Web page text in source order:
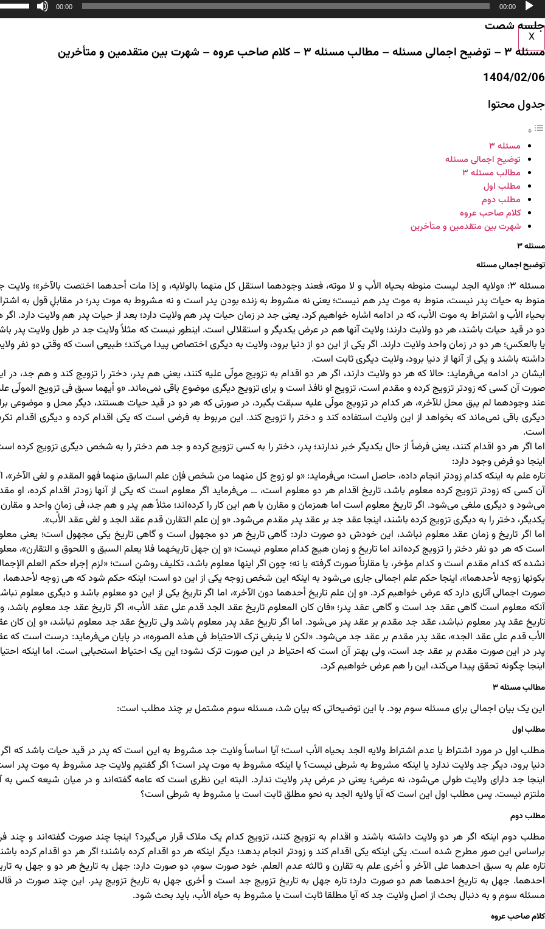
تماس با ما
X
صوت
00:00
00:00
جلسه شصت
مسئله ۳ – توضیح اجمالی مسئله – مطالب مسئله ۳ – کلام صاحب عروه – شهرت بین متقدمین و متأخرین
1404/02/06
جدول محتوا
مسئله ۳
توضیح اجمالی مسئله
مطالب مسئله ۳
مطلب اول
مطلب دوم
کلام صاحب عروه
شهرت بین متقدمین و متأخرین
مسئله ۳
توضیح اجمالی مسئله
مسئله ۳: «ولایه الجد لیست منوطه بحیاه الأب و لا موته، فعند وجودهما استقل کل منهما بالولایه، و إذا مات أحدهما اختصت بالآخر»؛ ولایت
منوط به حیات پدر نیست، منوط به موت پدر هم نیست؛ یعنی نه مشروط به زنده بودن پدر است و نه مشروط به موت پدر؛ در مقابلِ قول به
بحیاء الأب و اشتراط به موت الأب، که در ادامه اشاره خواهیم کرد. یعنی جد در زمان حیات پدر هم ولایت دارد؛ بعد از حیات پدر هم ولایت دارد. اگر
دو در قید حیات باشند، هر دو ولایت دارند؛ ولایت آنها هم در عرض یکدیگر و استقلالی است. اینطور نیست که مثلاً ولایت جد در طول ولایت پدر
یا بالعکس؛ هر دو در زمان واحد ولایت دارند. اگر یکی از این دو از دنیا برود، ولایت به دیگری اختصاص پیدا می‌کند؛ طبیعی است که وقتی دو نفر
داشته باشند و یکی از آنها از دنیا برود، ولایت دیگری ثابت است.
ایشان در ادامه می‌فرماید: حالا که هر دو ولایت دارند، اگر هر دو اقدام به تزویج مولّی علیه کنند، یعنی هم پدر، دختر را تزویج کند و هم جد، در
صورت آن کسی که زودتر تزویج کرده و مقدم است، تزویج او نافذ است و برای تزویج دیگری موضوع باقی نمی‌ماند. «و أیهما سبق فی تزویج المولّى
عند وجودهما لم یبق محل للآخر»، هر کدام در تزویج مولّی علیه سبقت بگیرد، در صورتی که هر دو در قید حیات هستند، دیگر محل و موضوعی
دیگری باقی نمی‌ماند که بخواهد از این ولایت استفاده کند و دختر را تزویج کند. این مربوط به فرضی است که یکی اقدام کرده و دیگری اقدام
است.
اما اگر هر دو اقدام کنند، یعنی فرضاً از حال یکدیگر خبر ندارند؛ پدر، دختر را به کسی تزویج کرده و جد هم دختر را به شخص دیگری تزویج کرده
اینجا دو فرض وجود دارد:
تاره علم به اینکه کدام زودتر انجام داده، حاصل است؛ می‌فرماید: «و لو زوج کل منهما من شخص فإن علم السابق منهما فهو المقدم و لغی الآخر»،
آن کسی که زودتر تزویج کرده معلوم باشد، تاریخ اقدام هر دو معلوم است، … می‌فرماید اگر معلوم است که یکی از آنها زودتر اقدام کرده، او
می‌شود و دیگری ملغی می‌شود. اگر تاریخ معلوم است اما همزمان و مقارن با هم این کار را کرده‌اند؛ مثلاً هم پدر و هم جد، فی زمانٍ واحد و مقارن
یکدیگر، دختر را به دیگری تزویج کرده باشند، اینجا عقد جد بر عقد پدر مقدم می‌شود. «و إن علم التقارن قدم عقد الجد و لغی عقد الأب».
اما اگر تاریخ و زمان عقد معلوم نباشد، این خودش دو صورت دارد: گاهی تاریخ هر دو مجهول است و گاهی تاریخ یکی مجهول است؛ یعنی
است که هر دو نفر دختر را تزویج کرده‌اند اما تاریخ و زمان هیچ کدام معلوم نیست؛ «و إن جهل تاریخهما فلا یعلم السبق و اللحوق و التقارن»،
نشده که کدام مقدم است و کدام مؤخر، یا مقارناً صورت گرفته یا نه؛ چون اگر اینها معلوم باشد، تکلیف روشن است؛ «لزم إجراء حکم العلم
بکونها زوجه لأحدهما»، اینجا حکم علم اجمالی جاری می‌شود به اینکه این شخص زوجه یکی از این دو است؛ اینکه حکم شود که هی زوجه لأحدهما،
صورت اجمالی آثاری دارد که عرض خواهیم کرد. «و إن علم تاریخ أحدهما دون الآخر»، اما اگر تاریخ یکی از این دو معلوم باشد و دیگری معلوم
آنکه معلوم است گاهی عقد جد است و گاهی عقد پدر؛ «فان کان المعلوم تاریخ عقد الجد قدم على عقد الأب»، اگر تاریخ عقد جد معلوم باشد،
تاریخ عقد پدر معلوم نباشد، عقد جد مقدم بر عقد پدر می‌شود. اما اگر تاریخ عقد پدر معلوم باشد ولی تاریخ عقد جد معلوم نباشد، «و إن کان
الأب قدم على عقد الجد»، عقد پدر مقدم بر عقد جد می‌شود. «لکن لا ینبغی ترک الاحتیاط فی هذه الصوره»، در پایان می‌فرماید: درست است که
پدر در این صورت مقدم بر عقد جد است، ولی بهتر آن است که احتیاط در این صورت ترک نشود؛ این یک احتیاط استحبابی است. اما اینکه
اینجا چگونه تحقق پیدا می‌کند، این را هم عرض خواهیم کرد.
مطالب مسئله ۳
این یک بیان اجمالی برای مسئله سوم بود. با این توضیحاتی که بیان شد، مسئله سوم مشتمل بر چند مطلب است:
مطلب اول
مطلب اول در مورد اشتراط یا عدم اشتراط ولایه الجد بحیاه الأب است؛ آیا اساساً ولایت جد مشروط به این است که پدر در قید حیات باشد که اگر
دنیا برود، دیگر جد ولایت ندارد یا اینکه مشروط به شرطی نیست؟ یا اینکه مشروط به موت پدر است؟ اگر گفتیم ولایت جد مشروط به موت پدر
اینجا جد دارای ولایت طولی می‌شود، نه عرضی؛ یعنی در عرض پدر ولایت ندارد. البته این نظری است که عامه گفته‌اند و در میان شیعه کسی به
ملتزم نیست. پس مطلب اول این است که آیا ولایه الجد به نحو مطلق ثابت است یا مشروط به شرطی است؟
مطلب دوم
مطلب دوم اینکه اگر هر دو ولایت داشته باشند و اقدام به تزویج کنند، تزویج کدام یک ملاک قرار می‌گیرد؟ اینجا چند صورت گفته‌اند و چند
براساس این صور مطرح شده است. یکی اینکه یکی اقدام کند و زودتر انجام بدهد؛ دیگر اینکه هر دو اقدام کرده باشند؛ اگر هر دو اقدام کرده
تاره علم به سبق احدهما علی الآخر و أخری علم به تقارن و ثالثه عدم العلم. خود صورت سوم، دو صورت دارد: جهل به تاریخ هر دو و جهل به
احدهما. جهل به تاریخ احدهما هم دو صورت دارد؛ تاره جهل به تاریخ تزویج جد است و أخری جهل به تاریخ تزویج پدر. این چند صورت در
مسئله سوم و به دنبال بحث از اصل ولایت جد که آیا مطلقا ثابت است یا مشروط به حیاه الأب، باید بحث شود.
کلام صاحب عروه